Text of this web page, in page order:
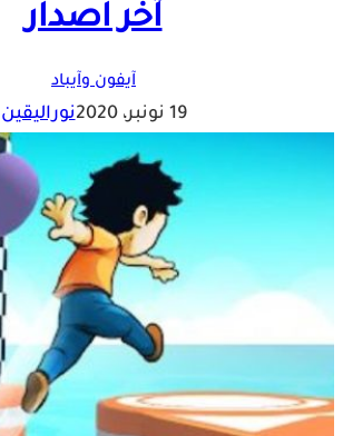
آخر اصدار
آيفون وآيباد
19 نونبر، 2020 نوراليقين